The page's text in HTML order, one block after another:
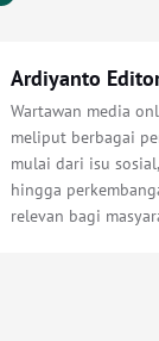
Ardiyanto
Wartawan media
meliput berbagai
mulai dari isu
hingga
relevan bagi